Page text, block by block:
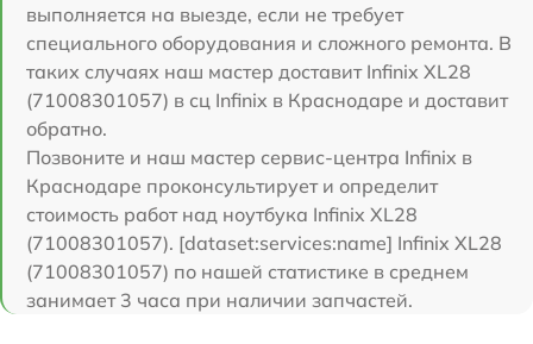
выполняется на выезде, если не требует
специального оборудования и сложного ремонта. В
таких случаях наш мастер доставит Infinix XL28
(71008301057) в сц Infinix в Краснодаре и доставит
обратно.
Позвоните и наш мастер сервис-центра Infinix в
Краснодаре проконсультирует и определит
стоимость работ над ноутбука Infinix XL28
(71008301057). [dataset:services:name] Infinix XL28
(71008301057) по нашей статистике в среднем
занимает 3 часа при наличии запчастей.